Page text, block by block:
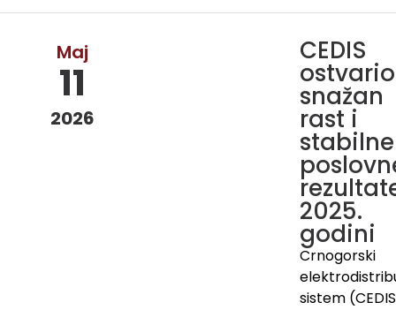
Maj
11
2026
CEDIS
ostvario
snažan
rast i
stabilne
2025.
godini
Crnogorski
sistem